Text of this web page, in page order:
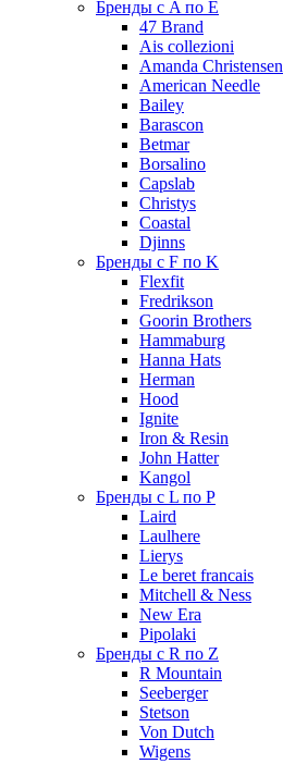
Бренды с A по E
47 Brand
Ais collezioni
Amanda Christensen
American Needle
Bailey
Barascon
Betmar
Borsalino
Capslab
Christys
Coastal
Djinns
Бренды с F по K
Flexfit
Fredrikson
Goorin Brothers
Hammaburg
Hanna Hats
Herman
Hood
Ignite
Iron & Resin
John Hatter
Kangol
Бренды с L по P
Laird
Laulhere
Lierys
Le beret francais
Mitchell & Ness
New Era
Pipolaki
Бренды с R по Z
R Mountain
Seeberger
Stetson
Von Dutch
Wigens